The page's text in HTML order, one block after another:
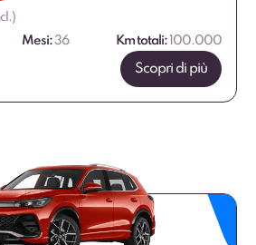
Mesi:36 Km totali: 100.000
Scopri di più